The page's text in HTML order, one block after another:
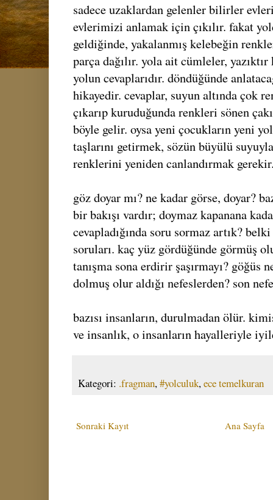
sadece uzaklardan gelenler bilirler
evlerimizi anlamak için çıkılır. fakat
geldiğinde, yakalanmış kelebeğin
parça dağılır. yola ait cümleler,
yolun cevaplarıdır. döndüğünde
hikayedir. cevaplar, suyun altında çok
çıkarıp kuruduğunda renkleri sönen
böyle gelir. oysa yeni çocukların yeni
taşlarını getirmek, sözün büyülü
renklerini yeniden canlandırmak
göz doyar mı? ne kadar görse, doyar?
bir bakışı vardır; doymaz kapanana
cevapladığında soru sormaz artık?
soruları. kaç yüz gördüğünde görmüş
tanışma sona erdirir şaşırmayı? göğüs
dolmuş olur aldığı nefeslerden? son
bazısı insanların, durulmadan ölür.
ve insanlık, o insanların hayalleriyle
Kategori: .fragman,#yolculuk,ece temelkuran
Sonraki Kayıt Ana Sayfa